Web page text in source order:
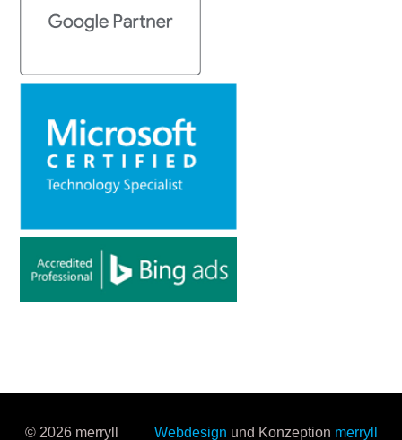
© 2026 merryll Webdesign und Konzeption merryll